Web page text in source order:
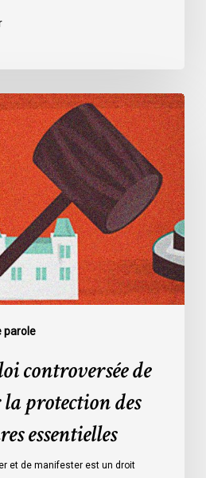
parole
controversée de
protection des
essentielles
et de manifester est un droit